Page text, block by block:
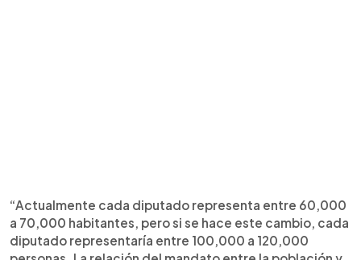
“Actualmente cada diputado representa entre 60,000
a 70,000 habitantes, pero si se hace este cambio, cada
diputado representaría entre 100,000 a 120,000